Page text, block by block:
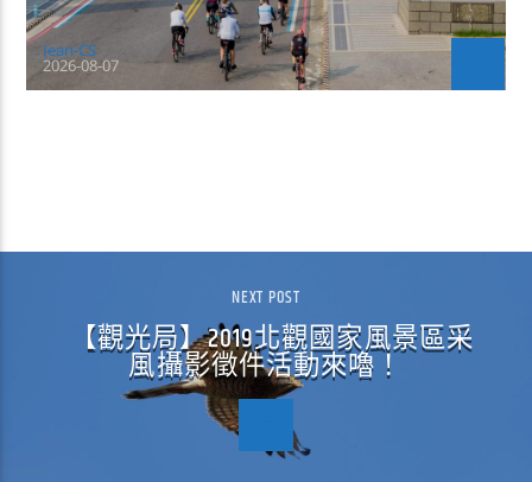
Jean-CS
2026-08-07
NEXT POST
【觀光局】2019北觀國家風景區采
風攝影徵件活動來嚕！